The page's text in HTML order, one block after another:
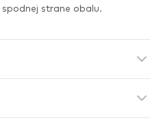
strane obalu.